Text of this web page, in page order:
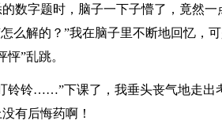
数字题时，脑子一下子懵了，竟然
怎么解的？”我在脑子里不断地回忆，
怦”乱跳。
铃……”下课了，我垂头丧气地走出考
有后悔药啊！